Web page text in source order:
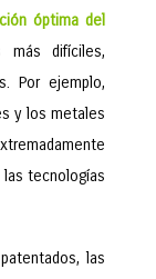
óptima del
difíciles,
Por ejemplo,
y los metales
tecnologías
las